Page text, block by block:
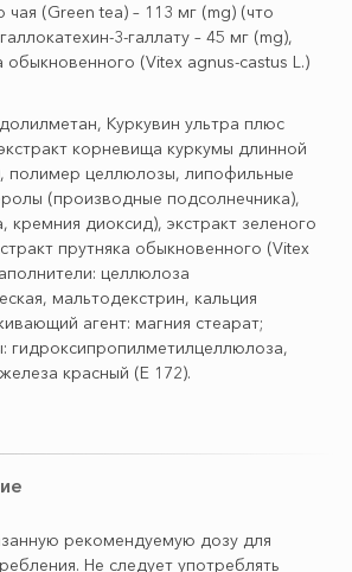
чая (Green tea) – 113 мг (mg) (что
3-галлату – 45 мг (mg),
обыкновенного (Vitex agnus-castus L.)
Куркувин ультра плюс
корневища куркумы длинной
полимер целлюлозы, липофильные
(производные подсолнечника),
кремния диоксид), экстракт зеленого
прутняка обыкновенного (Vitex
целлюлоза
мальтодекстрин, кальция
агент: магния стеарат;
гидроксипропилметилцеллюлоза,
красный (Е 172).
рекомендуемую дозу для
Не следует употреблять